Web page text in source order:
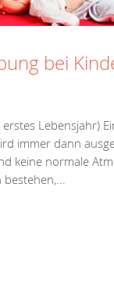
bei
erstes Lebensjahr)
immer dann
keine normale